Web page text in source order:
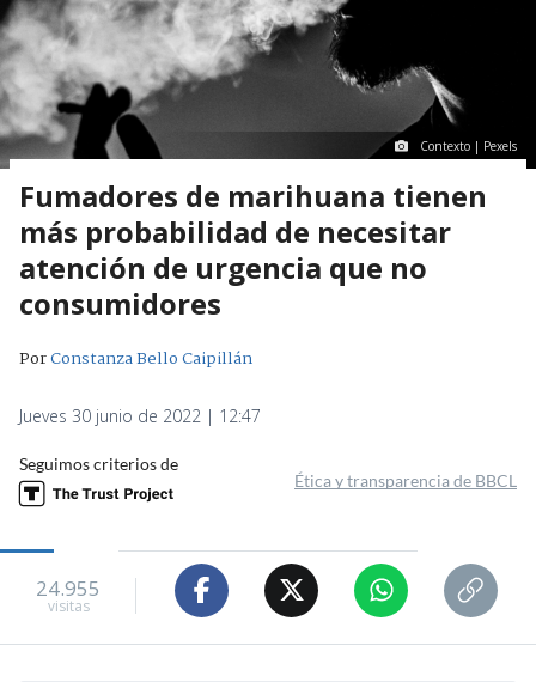
Contexto | Pexels
Fumadores de marihuana tienen
más probabilidad de necesitar
atención de urgencia que no
consumidores
PorConstanza Bello Caipillán
Jueves 30 junio de 2022 | 12:47
Seguimos criterios de
Ética y transparencia de BBCL
24.955
visitas